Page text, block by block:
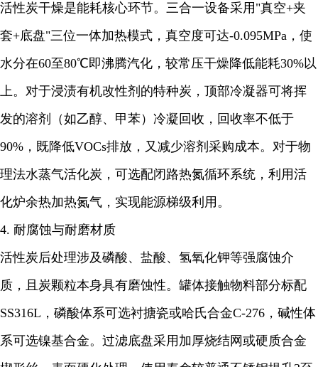
活性炭干燥是能耗核心环节。三合一设备采用"真空+夹
套+底盘"三位一体加热模式，真空度可达-0.095MPa，使
水分在60至80℃即沸腾汽化，较常压干燥降低能耗30%以
上。对于浸渍有机改性剂的特种炭，顶部冷凝器可将挥
发的溶剂（如乙醇、甲苯）冷凝回收，回收率不低于
90%，既降低VOCs排放，又减少溶剂采购成本。对于物
理法水蒸气活化炭，可选配闭路热氮循环系统，利用活
化炉余热加热氮气，实现能源梯级利用。
4. 耐腐蚀与耐磨材质
活性炭后处理涉及磷酸、盐酸、氢氧化钾等强腐蚀介
质，且炭颗粒本身具有磨蚀性。罐体接触物料部分标配
SS316L，磷酸体系可选衬搪瓷或哈氏合金C-276，碱性体
系可选镍基合金。过滤底盘采用加厚烧结网或硬质合金